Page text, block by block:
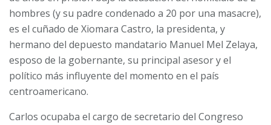
hombres (y su padre condenado a 20 por una masacre),
es el cuñado de Xiomara Castro, la presidenta, y
hermano del depuesto mandatario Manuel Mel Zelaya,
esposo de la gobernante, su principal asesor y el
político más influyente del momento en el país
centroamericano.
Carlos ocupaba el cargo de secretario del Congreso